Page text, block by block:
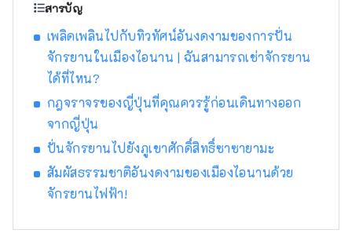
สารบัญ
เพลิดเพลินไปกับทิวทัศน์อันงดงามของการปั่น
จักรยานในเมืองไอนาน | ฉันสามารถเช่าจักรยาน
ได้ที่ไหน?
กฎจราจรของญี่ปุ่นที่คุณควรรู้ก่อนเดินทางออก
จากญี่ปุ่น
ปั่นจักรยานไปยังภูเขาศักดิ์สิทธิ์ซาซายามะ
สัมผัสธรรมชาติอันงดงามของเมืองไอนานด้วย
จักรยานไฟฟ้า!